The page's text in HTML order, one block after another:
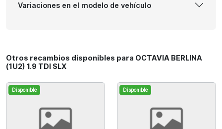
Variaciones en el modelo de vehículo
Otros recambios disponibles para OCTAVIA BERLINA
(1U2) 1.9 TDI SLX
Disponible Disponible